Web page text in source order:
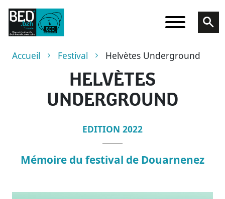
Aller au contenu principal
Fil d'Ariane
Accueil Festival Helvètes Underground
HELVÈTES
UNDERGROUND
EDITION 2022
Mémoire du festival de Douarnenez